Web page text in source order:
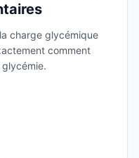
charge glycémique
comment